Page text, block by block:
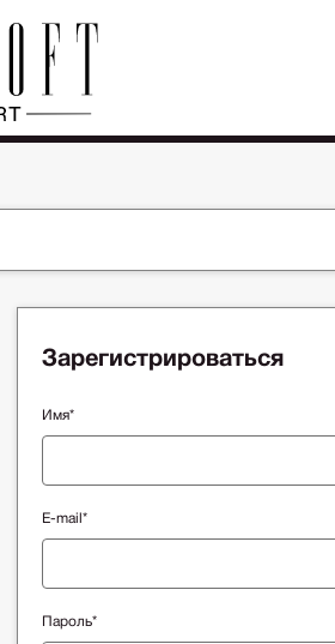
Зарегистрироваться
Имя*
E-mail*
Пароль*